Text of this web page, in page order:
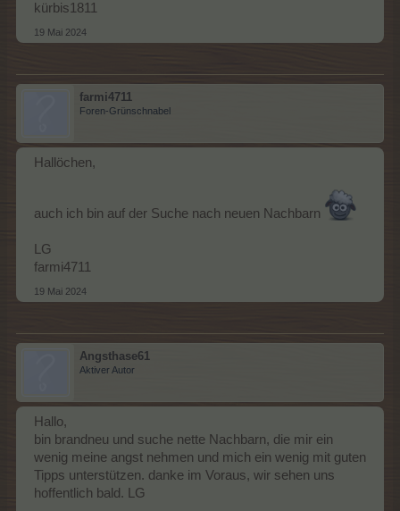
kürbis1811
19 Mai 2024
farmi4711
Foren-Grünschnabel
Hallöchen,
auch ich bin auf der Suche nach neuen Nachbarn
LG
farmi4711
19 Mai 2024
Angsthase61
Aktiver Autor
Hallo,
bin brandneu und suche nette Nachbarn, die mir ein
wenig meine angst nehmen und mich ein wenig mit guten
Tipps unterstützen. danke im Voraus, wir sehen uns
hoffentlich bald. LG